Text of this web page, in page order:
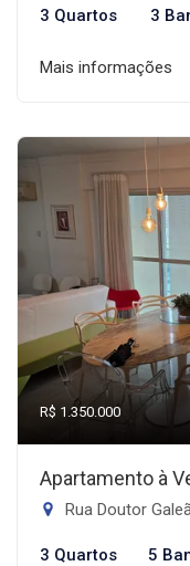
3 Quartos 3
Mais informações
R$ 1.350.000
Apartamento à
Rua Doutor
3 Quartos 5